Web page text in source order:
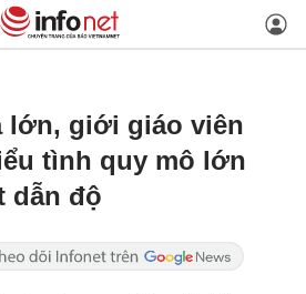
lớn, giới giáo viên
tình quy mô lớn
dẫn độ